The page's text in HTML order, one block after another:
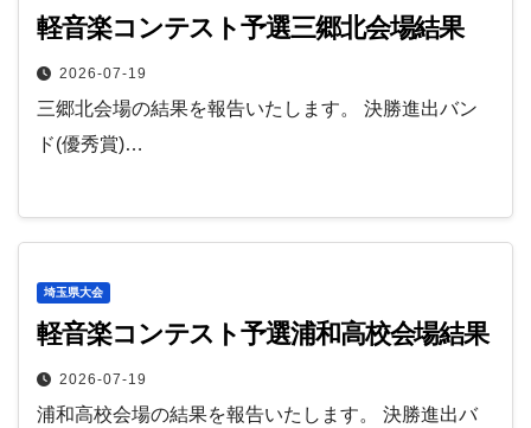
軽音楽コンテスト予選三郷北会場結果
2026-07-19
三郷北会場の結果を報告いたします。 決勝進出バン
ド(優秀賞)…
埼玉県大会
軽音楽コンテスト予選浦和高校会場結果
2026-07-19
浦和高校会場の結果を報告いたします。 決勝進出バ